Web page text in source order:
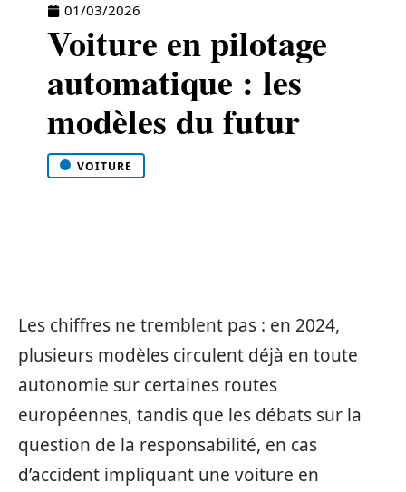
01/03/2026
Voiture en pilotage
automatique : les
modèles du futur
VOITURE
Les chiffres ne tremblent pas : en 2024,
plusieurs modèles circulent déjà en toute
autonomie sur certaines routes
européennes, tandis que les débats sur la
question de la responsabilité, en cas
d’accident impliquant une voiture en